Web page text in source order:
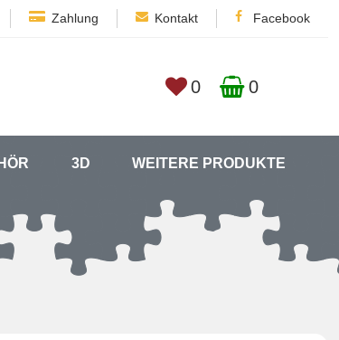
Zahlung Kontakt Facebook
0 0
3D WEITERE PRODUKTE